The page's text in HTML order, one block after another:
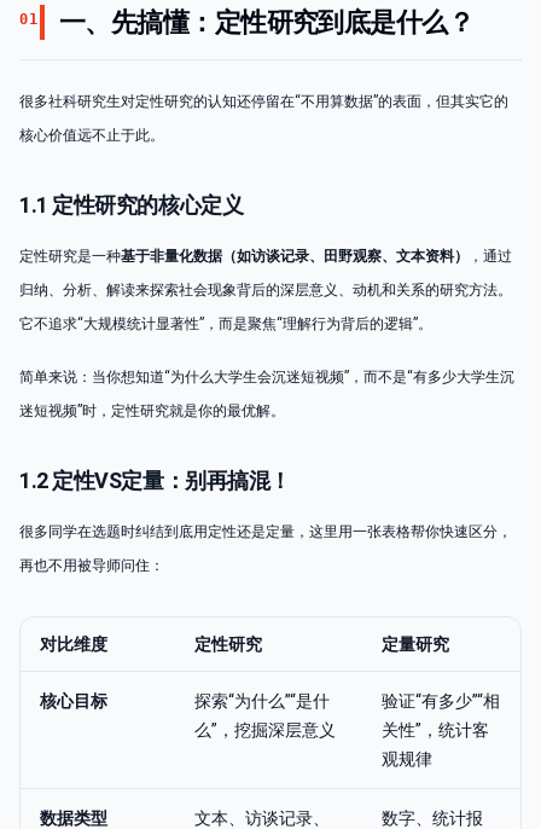
01 一、先搞懂：定性研究到底是什么？
很多社科研究生对定性研究的认知还停留在“不用算数据”的表面，但其实它的
核心价值远不止于此。
1.1 定性研究的核心定义
定性研究是一种基于非量化数据（如访谈记录、田野观察、文本资料）
，通过
归纳、分析、解读来探索社会现象背后的深层意义、动机和关系的研究方法。
它不追求“大规模统计显著性”，而是聚焦“理解行为背后的逻辑”。
简单来说：当你想知道“为什么大学生会沉迷短视频”，而不是“有多少大学生沉
迷短视频”时，定性研究就是你的最优解。
1.2 定性VS定量：别再搞混！
很多同学在选题时纠结到底用定性还是定量，这里用一张表格帮你快速区分，
再也不用被导师问住：
对比维度 定性研究 定量研究
核心目标
探索“为什么”“是什
么”，挖掘深层意义
验证“有多少”“相
关性”，统计客
观规律
数据类型
文本、访谈记录、
数字、统计报